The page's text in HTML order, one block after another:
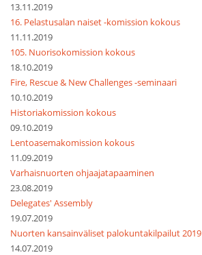
13.11.2019
16. Pelastusalan naiset -komission kokous
11.11.2019
105. Nuorisokomission kokous
18.10.2019
Fire, Rescue & New Challenges -seminaari
10.10.2019
Historiakomission kokous
09.10.2019
Lentoasemakomission kokous
11.09.2019
Varhaisnuorten ohjaajatapaaminen
23.08.2019
Delegates' Assembly
19.07.2019
Nuorten kansainväliset palokuntakilpailut 2019
14.07.2019